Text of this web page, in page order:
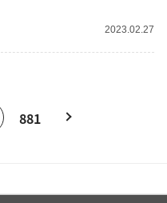
2023.02.27
881